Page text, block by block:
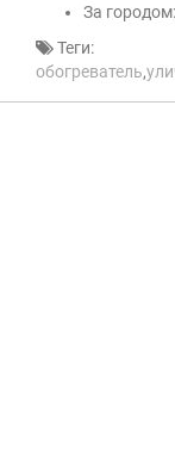
За
Теги:
обогреватель,